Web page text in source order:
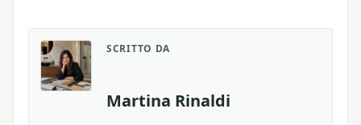
SCRITTO DA
Martina Rinaldi